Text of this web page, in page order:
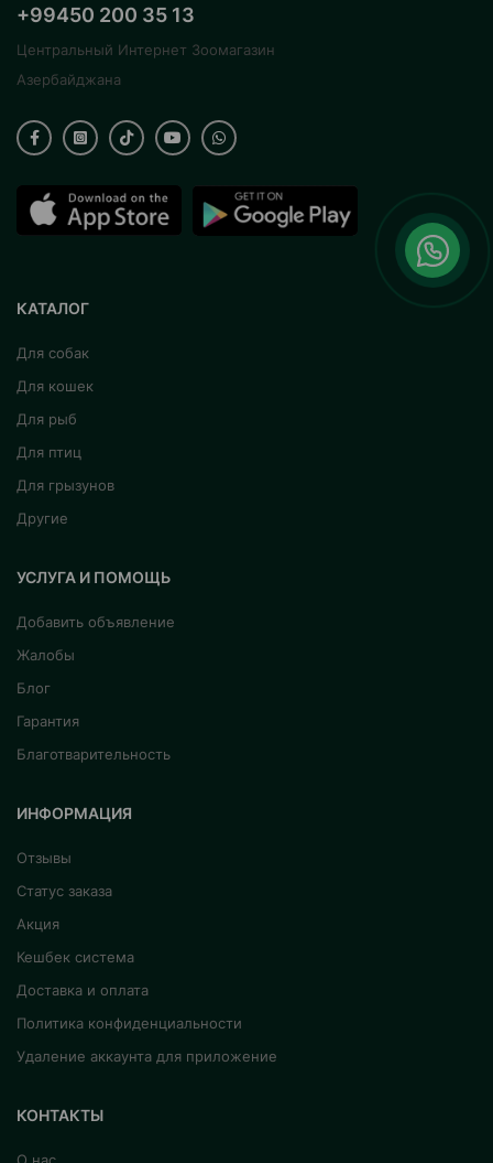
+99450 200 35 13
Центральный Интернет Зоомагазин
Азербайджана
КАТАЛОГ
Для собак
Для кошек
Для рыб
Для птиц
Для грызунов
Другие
УСЛУГА И ПОМОЩЬ
Добавить объявление
Жалобы
Блог
Гарантия
Благотварительность
ИНФОРМАЦИЯ
Отзывы
Статус заказа
Акция
Кешбек система
Доставка и оплата
Политика конфиденциальности
Удаление аккаунта для приложение
КОНТАКТЫ